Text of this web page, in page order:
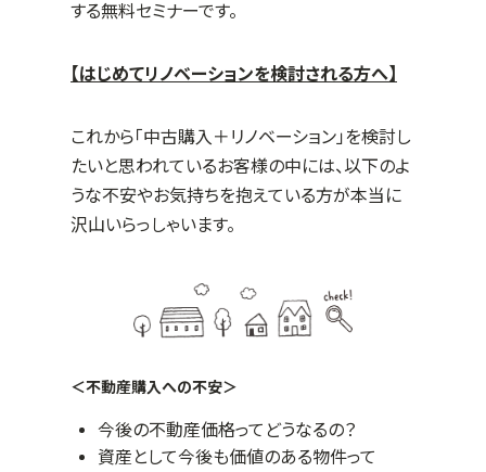
する無料セミナーです。
【はじめてリノベーションを検討される方へ】
これから「中古購入＋リノベーション」を検討し
たいと思われているお客様の中には、以下のよ
うな不安やお気持ちを抱えている方が本当に
沢山いらっしゃいます。
＜不動産購入への不安＞
今後の不動産価格ってどうなるの？
資産として今後も価値のある物件って